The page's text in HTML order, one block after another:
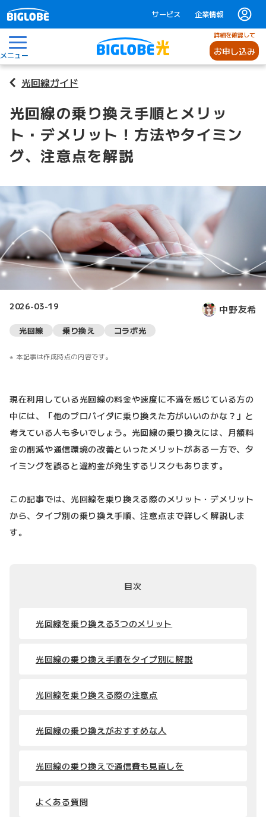
サービス 企業情報
メニュー
詳細を確認して
お申し込み
光回線ガイド
光回線の乗り換え手順とメリッ
ト・デメリット！方法やタイミン
グ、注意点を解説
2026-03-19 中野友希
光回線 乗り換え コラボ光
本記事は作成時点の内容です。
現在利用している光回線の料金や速度に不満を感じている方の
中には、「他のプロバイダに乗り換えた方がいいのかな？」と
考えている人も多いでしょう。光回線の乗り換えには、月額料
金の削減や通信環境の改善といったメリットがある一方で、タ
イミングを誤ると違約金が発生するリスクもあります。
この記事では、光回線を乗り換える際のメリット・デメリット
から、タイプ別の乗り換え手順、注意点まで詳しく解説しま
す。
目次
光回線を乗り換える3つのメリット
光回線の乗り換え手順をタイプ別に解説
光回線を乗り換える際の注意点
光回線の乗り換えがおすすめな人
光回線の乗り換えで通信費も見直しを
よくある質問